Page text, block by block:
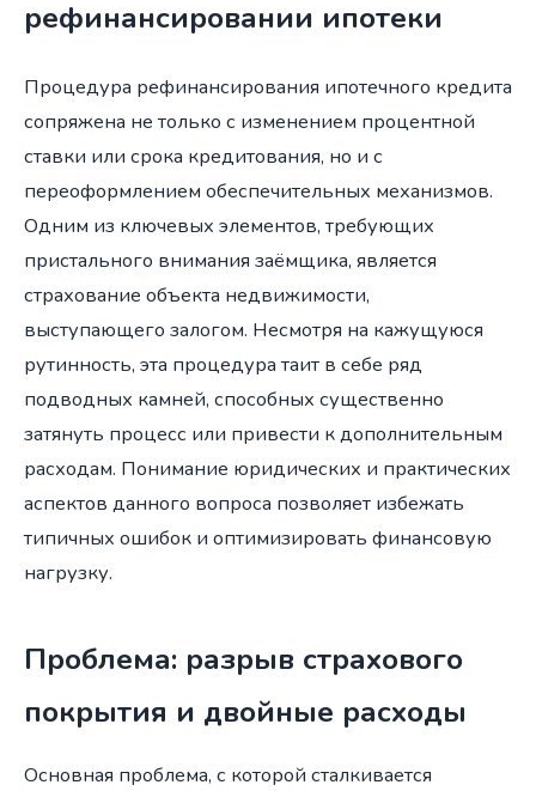
рефинансировании ипотеки
Процедура рефинансирования ипотечного кредита
сопряжена не только с изменением процентной
ставки или срока кредитования, но и с
переоформлением обеспечительных механизмов.
Одним из ключевых элементов, требующих
пристального внимания заёмщика, является
страхование объекта недвижимости,
выступающего залогом. Несмотря на кажущуюся
рутинность, эта процедура таит в себе ряд
подводных камней, способных существенно
затянуть процесс или привести к дополнительным
расходам. Понимание юридических и практических
аспектов данного вопроса позволяет избежать
типичных ошибок и оптимизировать финансовую
нагрузку.
Проблема: разрыв страхового
покрытия и двойные расходы
Основная проблема, с которой сталкивается